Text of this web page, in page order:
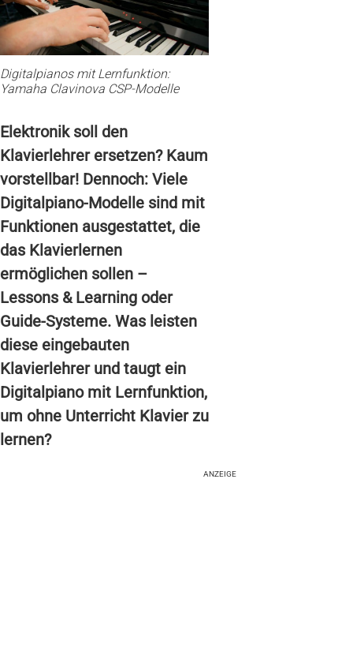
Digitalpianos mit Lernfunktion:
Yamaha Clavinova CSP-Modelle
Elektronik soll den
Klavierlehrer ersetzen? Kaum
vorstellbar! Dennoch: Viele
Digitalpiano-Modelle sind mit
Funktionen ausgestattet, die
das Klavierlernen
ermöglichen sollen –
Lessons & Learning oder
Guide-Systeme. Was leisten
diese eingebauten
Klavierlehrer und taugt ein
Digitalpiano mit Lernfunktion,
um ohne Unterricht Klavier zu
lernen?
ANZEIGE